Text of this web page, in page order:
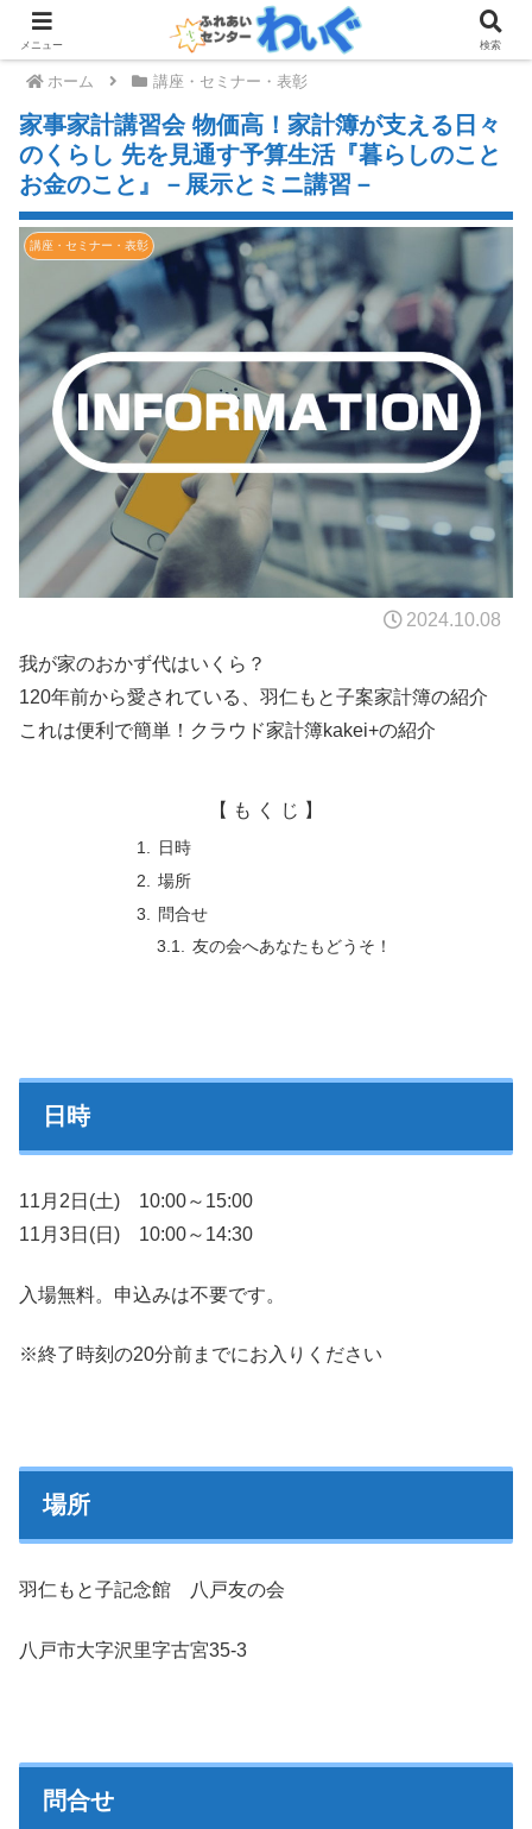
ホーム 講座・セミナー・表彰
家事家計講習会 物価高！家計簿が支える日々
のくらし 先を見通す予算生活『暮らしのこと
お金のこと』－展示とミニ講習－
講座・セミナー・表彰
2024.10.08
我が家のおかず代はいくら？
120年前から愛されている、羽仁もと子案家計簿の紹介
これは便利で簡単！クラウド家計簿kakei+の紹介
【 も く じ 】
日時
場所
問合せ
友の会へあなたもどうそ！
日時
11月2日(土) 10:00～15:00
11月3日(日) 10:00～14:30
入場無料。申込みは不要です。
※終了時刻の20分前までにお入りください
場所
羽仁もと子記念館 八戸友の会
八戸市大字沢里字古宮35-3
問合せ
メニュー 検索